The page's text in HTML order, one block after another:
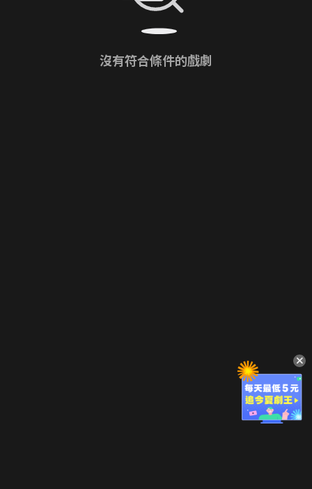
沒有符合條件的戲劇